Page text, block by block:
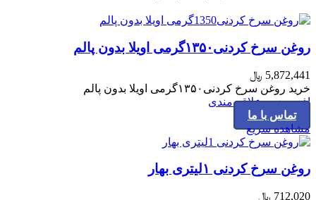
روغن سرخ کردنی۱۳۵۰گرمی اویلا بدون پالم
5,872,441 ﷼
خرید روغن سرخ کردنی۱۳۵۰گرمی اویلا بدون پالم
افزودن به علاقه مندی
تماس با ما
مشاهده سریع
روغن سرخ کردنی ۱لیتری بهار
712,020 ﷼